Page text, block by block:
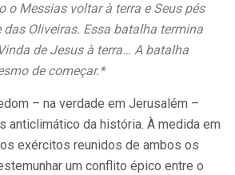
o Messias voltar à terra e Seus pés
Oliveiras. Essa batalha termina
de Jesus à terra… A batalha
de começar.*
– na verdade em Jerusalém –
anticlimático da história. À medida em
exércitos reunidos de ambos os
um conflito épico entre o